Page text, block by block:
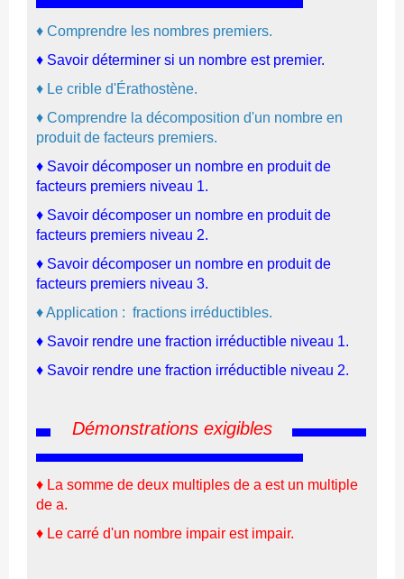
♦ Comprendre les nombres premiers.
♦ Savoir déterminer si un nombre est premier.
♦ Le crible d'Érathostène.
♦ Comprendre la décomposition d'un nombre en
produit de facteurs premiers.
♦ Savoir décomposer un nombre en produit de
facteurs premiers niveau 1.
♦ Savoir décomposer un nombre en produit de
facteurs premiers niveau 2.
♦ Savoir décomposer un nombre en produit de
facteurs premiers niveau 3.
♦Application : fractions irréductibles.
♦ Savoir rendre une fraction irréductible niveau 1.
♦ Savoir rendre une fraction irréductible niveau 2.
Démonstrations exigibles
♦ La somme de deux multiples de a est un multiple
de a.
♦ Le carré d'un nombre impair est impair.